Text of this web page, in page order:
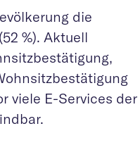
die
%). Aktuell
viele E-Services der